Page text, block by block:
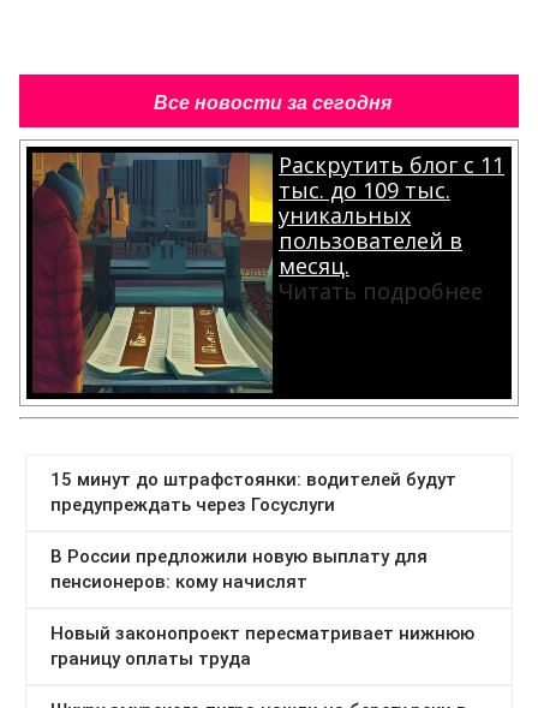
Все новости за сегодня
Раскрутить блог с 11
тыс. до 109 тыс.
уникальных
пользователей в
месяц.
Читать подробнее